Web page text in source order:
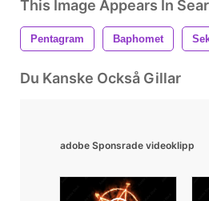
This Image Appears In
Pentagram Baphomet
Du Kanske Också Gillar
adobe Sponsrade videoklipp